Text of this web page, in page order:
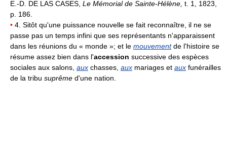
E.-D. DE LAS CASES, Le Mémorial de Sainte-Hélène, t. 1, 1823,
p. 186.
• 4. Sitôt qu'une puissance nouvelle se fait reconnaître, il ne se
passe pas un temps infini que ses représentants n'apparaissent
dans les réunions du « monde »; et le mouvementde l'histoire se
résume assez bien dans l'accession successive des espèces
sociales aux salons, aux chasses, aux mariages et aux funérailles
de la tribu suprême d'une nation.